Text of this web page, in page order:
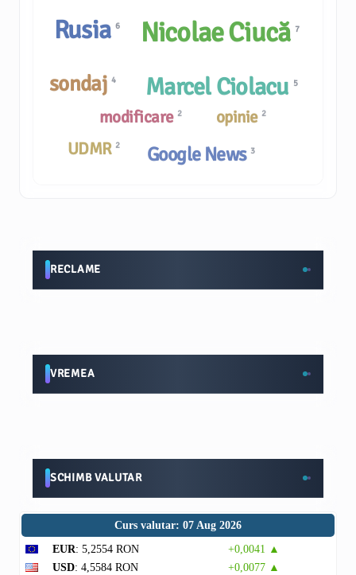
Rusia6
opinie 2
modificare 2
sondaj4
UDMR 2
Marcel Ciolacu 5
Google News 3
Nicolae Ciucă7
RECLAME
VREMEA
SCHIMB VALUTAR
Curs valutar: 07 Aug 2026
EUR: 5,2554 RON
+0,0041 ▲
USD: 4,5584 RON
+0,0077 ▲